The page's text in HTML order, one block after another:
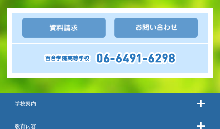
学校案内
教育内容
施設紹介
ゆりっこおすすめの
学校スポット
行事スケジュール